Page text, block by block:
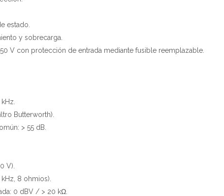
estado.
y sobrecarga.
V con protección de entrada mediante fusible reemplazable.
Butterworth).
> 55 dB.
V).
8 ohmios).
0 dBV / > 20 kΩ.